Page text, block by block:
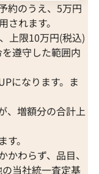
約のうえ、5万円
れます。
上限10万円(税込)
遵守した範囲内
になります。ま
、増額分の合計上
。
わらず、品目、
当社統一査定基